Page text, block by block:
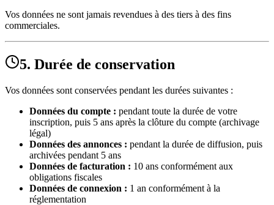
Vos données ne sont jamais revendues à des tiers à des fins
commerciales.
5. Durée de conservation
Vos données sont conservées pendant les durées suivantes :
Données du compte : pendant toute la durée de votre
inscription, puis 5 ans après la clôture du compte (archivage
légal)
Données des annonces : pendant la durée de diffusion, puis
archivées pendant 5 ans
Données de facturation : 10 ans conformément aux
obligations fiscales
Données de connexion : 1 an conformément à la
réglementation